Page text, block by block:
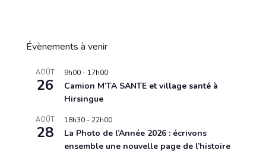
Évènements à venir
AOÛT
26
9h00 - 17h00
Camion M’TA SANTE et village santé à
Hirsingue
AOÛT
28
18h30 -22h00
La Photo de l’Année 2026 : écrivons
ensemble une nouvelle page de l’histoire